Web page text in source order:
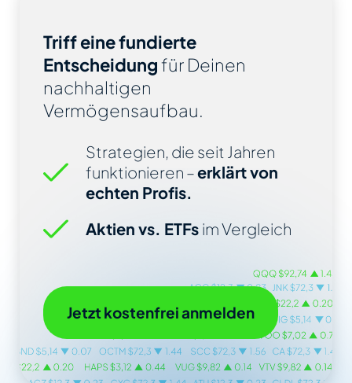
Triff eine fundierte
Entscheidungfür Deinen
nachhaltigen
Vermögensaufbau.
Strategien, die seit Jahren
funktionieren –erklärt von
echten Profis.
Aktien vs. ETFs im Vergleich
Jetzt kostenfrei anmelden